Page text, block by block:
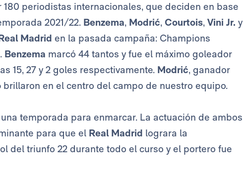
periodistas internacionales, que deciden en base
2021/22. Benzema, Modrić, Courtois, Vini Jr. y
Madrid en la pasada campaña: Champions
Benzema marcó 44 tantos y fue el máximo goleador
15, 27 y 2 goles respectivamente. Modrić, ganador
brillaron en el centro del campo de nuestro equipo.
temporada para enmarcar. La actuación de ambos
para que el Real Madrid lograra la
del triunfo 22 durante todo el curso y el portero fue